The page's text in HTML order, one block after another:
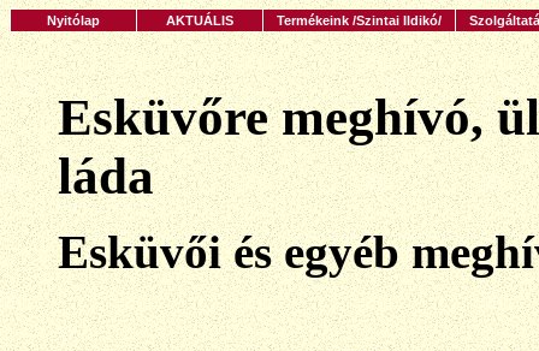
Nyitólap AKTUÁLIS Termékeink /Szintai Ildikó/
Esküvőre meghívó,
láda
Esküvői és egyéb